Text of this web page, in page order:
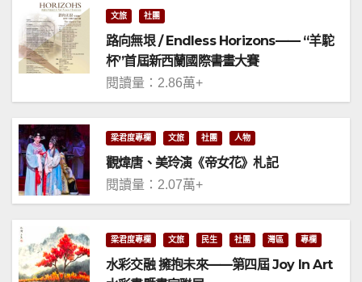
文旅 社團
路向無垠 / Endless Horizons—— “羊駝
杯”首屆新西蘭國際書畫大賽
閱讀量：2.86萬+
梁君度專欄 文旅 社團 人物
觀煒唐、美玲演《帝女花》札記
閱讀量：2.07萬+
梁君度專欄 文旅 民生 社團 灣區 專欄
水彩交融 擁抱未來——第四屆 Joy In Art